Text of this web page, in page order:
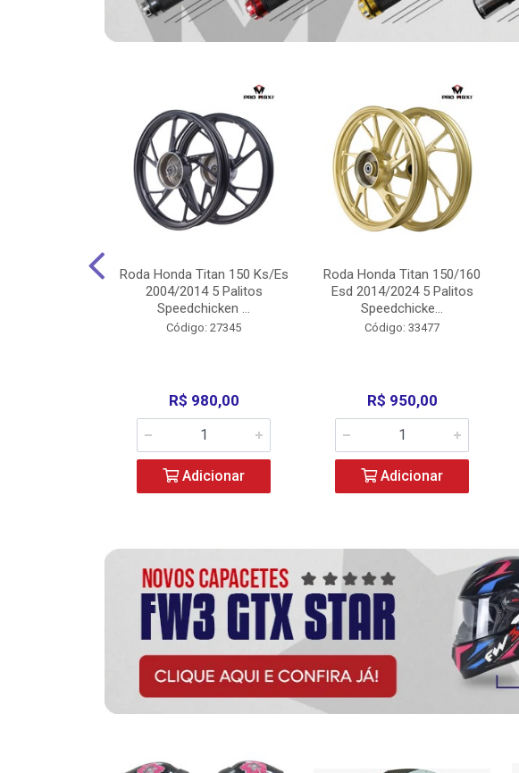
Roda Honda Titan 150 Ks/Es
2004/2014 5 Palitos
Speedchicken ...
Código: 27345
R$ 980,00
Adicionar
Roda Honda Titan 150/160
Esd 2014/2024 5 Palitos
Speedchicke...
Código: 33477
R$ 950,00
Adicionar